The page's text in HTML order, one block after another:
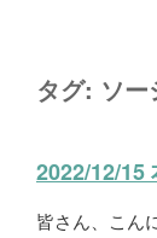
タグ: ソ
2022/12/15
皆さん、こん